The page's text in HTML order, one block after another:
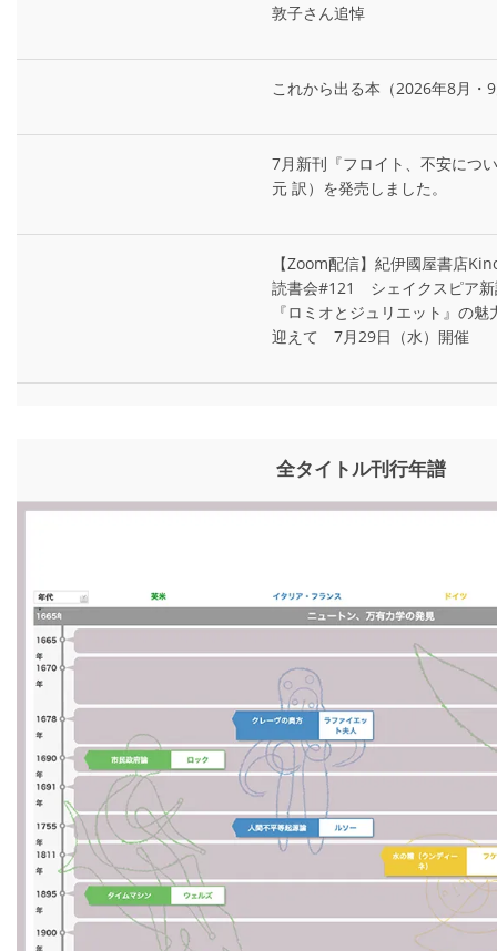
敦子さん追悼
これから出る本（2026年8月・
7月新刊『フロイト、不安につ
元 訳）を発売しました。
【Zoom配信】紀伊國屋書店
読書会#121 シェイクスピア
『ロミオとジュリエット』の
迎えて 7月29日（水）開催
全タイトル刊行年譜